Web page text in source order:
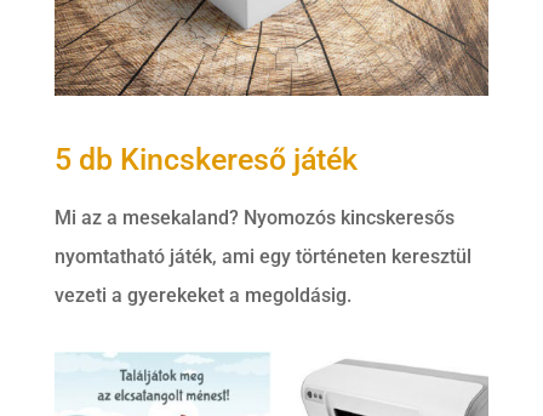
5 db Kincskereső játék
Mi az a mesekaland? Nyomozós kincskeresős
nyomtatható játék, ami egy történeten keresztül
vezeti a gyerekeket a megoldásig.